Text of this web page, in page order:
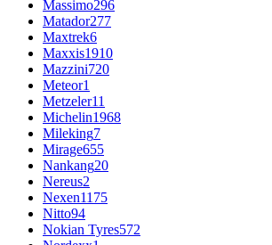
Massimo296
Matador277
Maxtrek6
Maxxis1910
Mazzini720
Meteor1
Metzeler11
Michelin1968
Mileking7
Mirage655
Nankang20
Nereus2
Nexen1175
Nitto94
Nokian Tyres572